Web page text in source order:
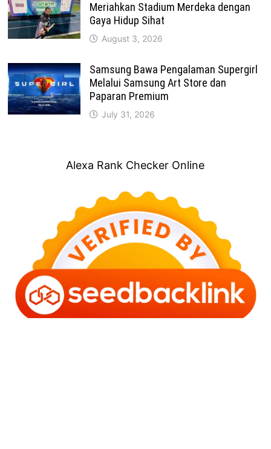
Meriahkan Stadium Merdeka dengan
Gaya Hidup Sihat
August 3, 2026
Samsung Bawa Pengalaman Supergirl
Melalui Samsung Art Store dan
Paparan Premium
July 31, 2026
Alexa Rank Checker Online